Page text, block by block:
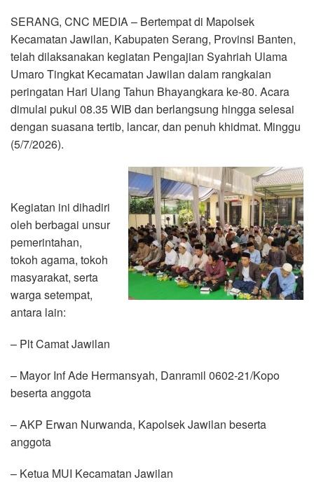
SERANG, CNC MEDIA – Bertempat di Mapolsek
Kecamatan Jawilan, Kabupaten Serang, Provinsi Banten,
telah dilaksanakan kegiatan Pengajian Syahriah Ulama
Umaro Tingkat Kecamatan Jawilan dalam rangkaian
peringatan Hari Ulang Tahun Bhayangkara ke-80. Acara
dimulai pukul 08.35 WIB dan berlangsung hingga selesai
dengan suasana tertib, lancar, dan penuh khidmat. Minggu
(5/7/2026).
Kegiatan ini dihadiri
oleh berbagai unsur
pemerintahan,
tokoh agama, tokoh
masyarakat, serta
warga setempat,
antara lain:
– Plt Camat Jawilan
– Mayor Inf Ade Hermansyah, Danramil 0602-21/Kopo
beserta anggota
– AKP Erwan Nurwanda, Kapolsek Jawilan beserta
anggota
– Ketua MUI Kecamatan Jawilan